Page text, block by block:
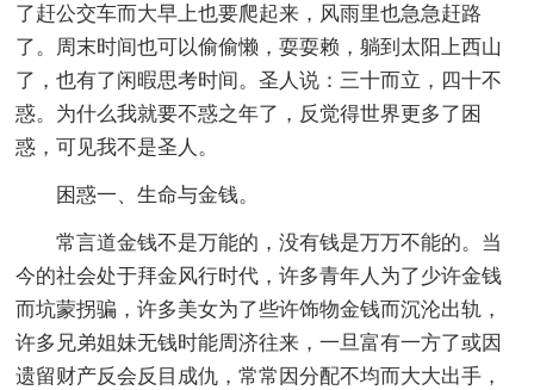
了赶公交车而大早上也要爬起来，风雨里也急急赶路
了。周末时间也可以偷偷懒，耍耍赖，躺到太阳上西山
了，也有了闲暇思考时间。圣人说：三十而立，四十不
惑。为什么我就要不惑之年了，反觉得世界更多了困
惑，可见我不是圣人。
困惑一、生命与金钱。
常言道金钱不是万能的，没有钱是万万不能的。当
今的社会处于拜金风行时代，许多青年人为了少许金钱
而坑蒙拐骗，许多美女为了些许饰物金钱而沉沦出轨，
许多兄弟姐妹无钱时能周济往来，一旦富有一方了或因
遗留财产反会反目成仇，常常因分配不均而大大出手，